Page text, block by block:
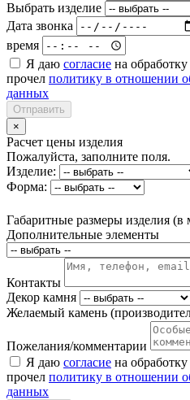
Выбрать изделие
Дата звонка
время
Я даю согласие на
прочел политику в отношении
данных
Отправить
×
Расчет цены изделия
Пожалуйста, заполните поля.
Изделие:
Форма:
Габаритные размеры изделия (в
Дополнительные элементы
Контакты
Декор камня
Желаемый камень
Пожелания/комментарии
Я даю согласие на
прочел политику в отношении
данных